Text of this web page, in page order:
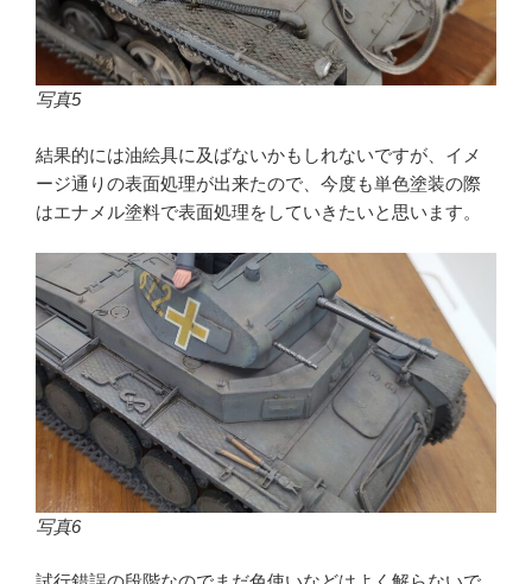
写真5
結果的には油絵具に及ばないかもしれないですが、イメ
ージ通りの表面処理が出来たので、今度も単色塗装の際
はエナメル塗料で表面処理をしていきたいと思います。
写真6